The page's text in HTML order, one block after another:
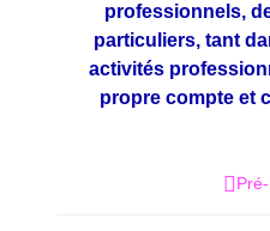
professionnels,
particuliers, tant
activités
propre compte et